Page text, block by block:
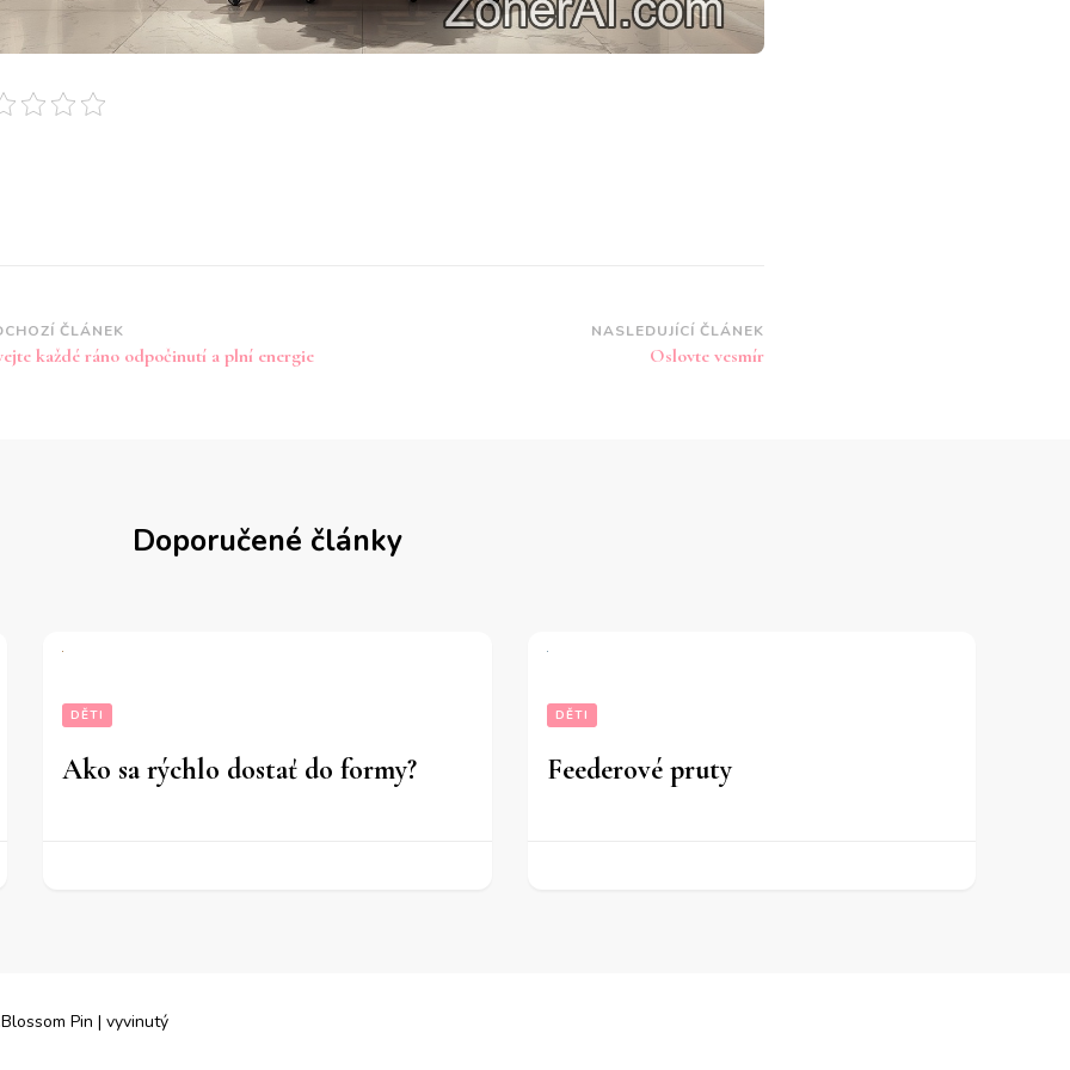
ČLÁNEK
každé ráno odpočinutí a plní energie
NASLEDUJÍCÍ ČLÁNEK
Oslovte vesmír
Doporučené články
DĚTI
Ako sa rýchlo dostať do formy?
DĚTI
Feederové pruty
Blossom Pin | vyvinutý